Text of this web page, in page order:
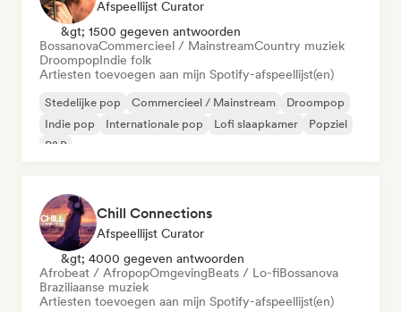
Afspeellijst Curator
&gt; 1500 gegeven antwoorden
BossanovaCommercieel / MainstreamCountry muziek
DroompopIndie folk
Artiesten toevoegen aan mijn Spotify-afspeellijst(en)
Stedelijke pop Commercieel / Mainstream
Droompop
Indie pop
Internationale pop Lofi slaapkamer
Popziel
R&B
Chill Connections
Afspeellijst Curator
&gt; 4000 gegeven antwoorden
Afrobeat / AfropopOmgevingBeats / Lo-fiBossanova
Braziliaanse muziek
Artiesten toevoegen aan mijn Spotify-afspeellijst(en)